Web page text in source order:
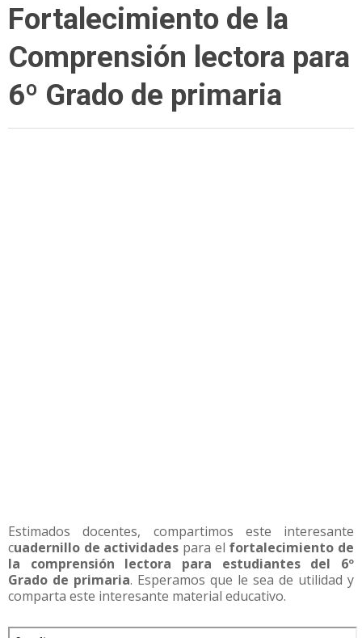
Fortalecimiento de la
Comprensión lectora para
6º Grado de primaria
Estimados docentes, compartimos este interesante
cuadernillo de actividades para el fortalecimiento de
la comprensión lectora para estudiantes del 6º
Grado de primaria. Esperamos que le sea de utilidad y
comparta este interesante material educativo.